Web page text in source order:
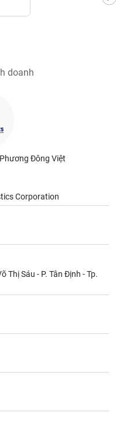
doanh
Đông Việt
Corporation
Thị Sáu - P. Tân Định - Tp.